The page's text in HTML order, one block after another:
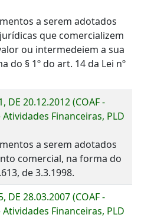
a serem adotados
que comercializem
ou intermedeiem a sua
do § 1º do art. 14 da Lei nº
DE 20.12.2012 (COAF -
Financeiras, PLD
a serem adotados
comercial, na forma do
de 3.3.1998.
DE 28.03.2007 (COAF -
Financeiras, PLD